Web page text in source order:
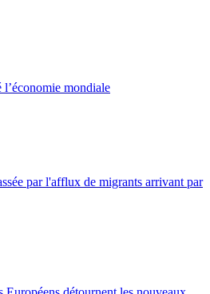
mondiale
par l'afflux de migrants arrivant par